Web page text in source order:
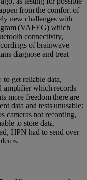
from the comfort of
new challenges with
(VAEEG) which
connectivity,
of brainwave
diagnose and treat
to get reliable data,
amplifier which records
more freedom there are
data and tests unusable:
cameras not recording,
to store data.
HPN had to send over